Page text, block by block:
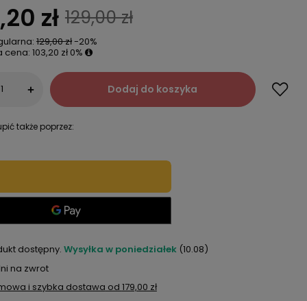
zł 129,00 zł
129,00 zł-20%
cena: 103,20 zł 0%
+ Dodaj do koszyka
także poprzez:
dostępny Wysyłka w poniedziałek (10.08)
na zwrot
i szybka dostawa od 179,00 zł